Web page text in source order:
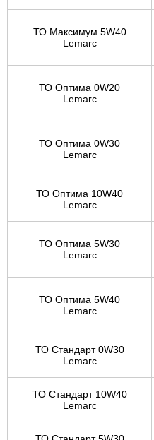
ТО Максимум 5W40
Lemarc
ТО Оптима 0W20
Lemarc
ТО Оптима 0W30
Lemarc
ТО Оптима 10W40
Lemarc
ТО Оптима 5W30
Lemarc
ТО Оптима 5W40
Lemarc
ТО Стандарт 0W30
Lemarc
ТО Стандарт 10W40
Lemarc